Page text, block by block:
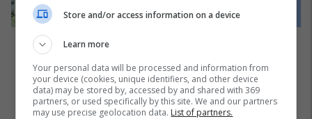
Store and/or access information on a device
Learn more
Your personal data will be processed and information from
your device (cookies, unique identifiers, and other device
data) may be stored by, accessed by and shared with 369
partners, or used specifically by this site. We and our partners
may use precise geolocation data. List of partners.